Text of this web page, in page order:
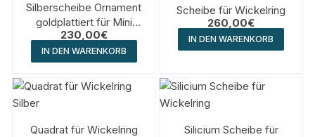
Silberscheibe Ornament
goldplattiert für Mini
Wickelring
230,00€
IN DEN WARENKORB
Scheibe für Wickelring
260,00€
IN DEN WARENKORB
Quadrat für Wickelring
Silicium Scheibe für